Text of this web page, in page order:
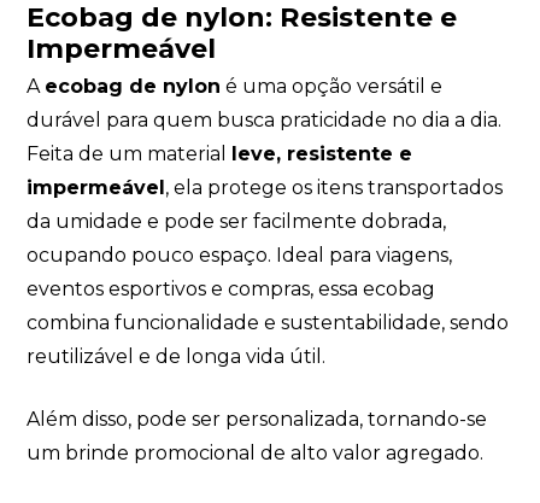
Ecobag de nylon: Resistente e
Impermeável
A ecobag de nylon é uma opção versátil e
durável para quem busca praticidade no dia a dia.
Feita de um material
leve, resistente e
impermeável , ela protege os itens transportados
da umidade e pode ser facilmente dobrada,
ocupando pouco espaço. Ideal para viagens,
eventos esportivos e compras, essa ecobag
combina funcionalidade e sustentabilidade, sendo
reutilizável e de longa vida útil.
Além disso, pode ser personalizada, tornando-se
um brinde promocional de alto valor agregado.